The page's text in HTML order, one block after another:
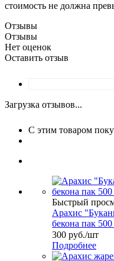
стоимость не должна
Отзывы
Отзывы
Нет оценок
Оставить отзыв
Загрузка отзывов...
С этим товаром
Быстрый
Арахис
бекона пак 500
300 руб./шт
Подробнее